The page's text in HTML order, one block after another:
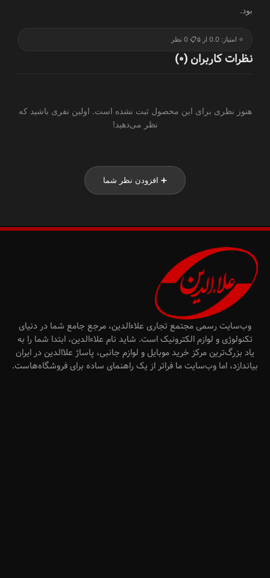
بود.
⭐ امتیاز: 0.0 از ۵ 📋 0 نظر
نظرات کاربران (0)
هنوز نظری برای این محصول ثبت نشده است. اولین نفری باشید که
نظر می‌دهید!
➕ افزودن نظر شما
وب‌سایت رسمی مجتمع تجاری علاءالدین، مرجع جامع شما در دنیای
تکنولوژی و لوازم الکترونیک است. شاید نام علاءالدین، ابتدا شما را به
یاد بزرگ‌ترین مرکز خرید موبایل و لوازم جانبی، پاساژ علاالدین در ایران
بیاندازد، اما وب‌سایت ما فراتر از یک راهنمای ساده برای فروشگاه‌هاست.